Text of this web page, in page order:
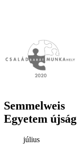
Semmelweis
Egyetem újság
július